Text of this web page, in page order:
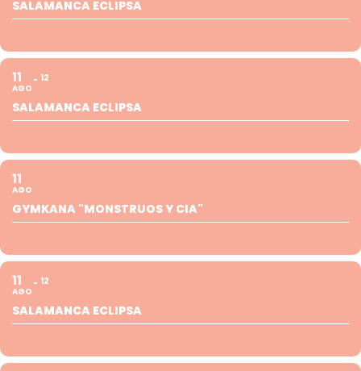
SALAMANCA ECLIPSA
11
AGO
12
SALAMANCA ECLIPSA
11
AGO
GYMKANA "MONSTRUOS Y CIA"
11
AGO
12
SALAMANCA ECLIPSA